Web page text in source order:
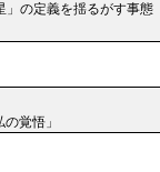
」の定義を揺るがす事態
覚悟」